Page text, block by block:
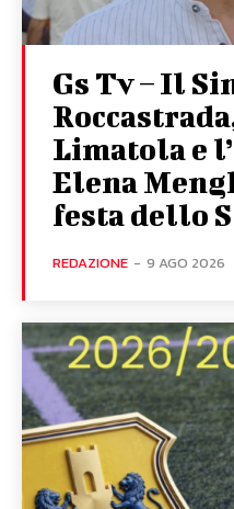
Gs Tv – Il
Limatola e
Elena
festa dello
REDAZIONE - 9 AGO 2026